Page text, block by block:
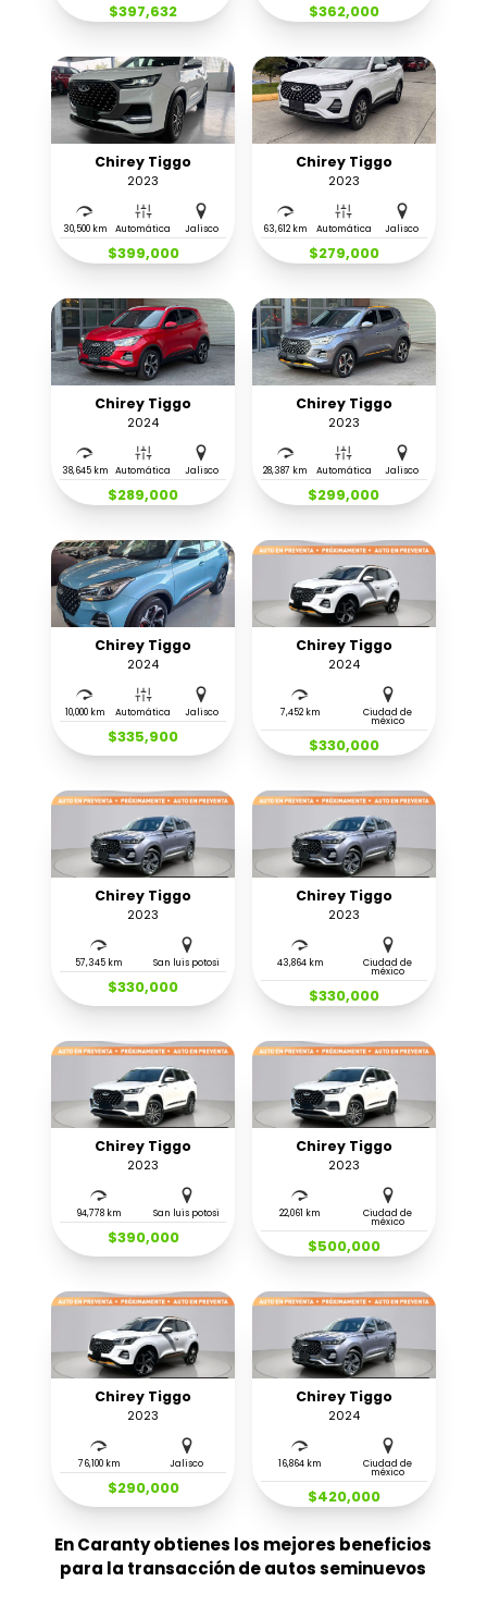
$397,632 $362,000
Chirey Tiggo
2023
30,500 km Automática Jalisco
$399,000
Chirey Tiggo
2023
63,612 km Automática Jalisco
$279,000
Chirey Tiggo
2024
38,645 km Automática Jalisco
$289,000
Chirey Tiggo
2023
28,387 km Automática Jalisco
$299,000
Chirey Tiggo
2024
10,000 km Automática Jalisco
$335,900
Chirey Tiggo
2024
7,452 km Ciudad de
méxico
$330,000
Chirey Tiggo
2023
57,345 km San luis potosi
$330,000
Chirey Tiggo
2023
43,864 km Ciudad de
méxico
$330,000
Chirey Tiggo
2023
94,778 km San luis potosi
$390,000
Chirey Tiggo
2023
22,061 km Ciudad de
méxico
$500,000
Chirey Tiggo
2023
76,100 km Jalisco
$290,000
Chirey Tiggo
2024
16,864 km Ciudad de
méxico
$420,000
En Caranty obtienes los mejores beneficios
para la transacción de autos seminuevos